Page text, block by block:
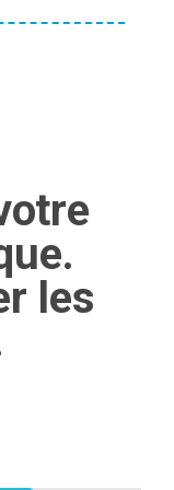
les